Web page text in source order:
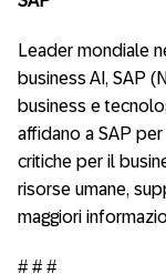
Leader mondiale
business AI, SAP
business e
affidano a SAP
critiche per il
risorse umane,
maggiori
# # #